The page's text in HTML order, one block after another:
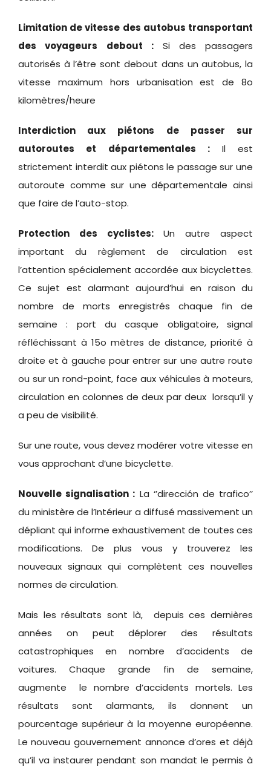
Limitation de vitesse des autobus transportant
des voyageurs debout :Si
des passagers
autorisés à l’être sont debout dans un autobus, la
vitesse maximum hors urbanisation est de 8o
kilomètres/heure
Interdiction aux piétons de passer sur
autoroutes et départementales : Il est
strictement interdit aux piétons le passage sur une
autoroute comme sur une départementale ainsi
que faire de l’auto-stop.
Protection des cyclistes:Un autre aspect
important du règlement de circulation est
l’attention spécialement accordée aux bicyclettes.
Ce sujet est alarmant aujourd’hui en raison du
nombre de morts enregistrés chaque fin de
semaine : port du casque obligatoire, signal
réfléchissant à 15o mètres de distance, priorité à
droite et à gauche pour entrer sur une autre route
ou sur un rond-point, face aux véhicules à moteurs,
circulation en colonnes de deux par deux lorsqu’il y
a peu de visibilité.
Sur une route, vous devez modérer votre vitesse en
vous approchant d’une bicyclette.
Nouvelle signalisation : La ‘’dirección de trafico’’
du ministère de l’Intérieur a diffusé massivement un
dépliant qui informe exhaustivement de toutes ces
modifications. De plus vous y trouverez les
nouveaux signaux qui complètent ces nouvelles
normes de circulation.
Mais les résultats sont là, depuis ces dernières
années on peut déplorer des résultats
catastrophiques en nombre d’accidents de
voitures. Chaque grande fin de semaine,
augmente le nombre d’accidents mortels. Les
résultats sont alarmants, ils donnent un
pourcentage supérieur à la moyenne européenne.
Le nouveau gouvernement annonce d’ores et déjà
qu’il va instaurer pendant son mandat le permis à